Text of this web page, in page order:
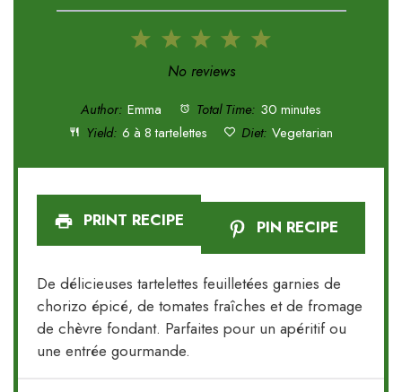
5
4
3
Stars
2
Stars
1
Star
No reviews
Author: Emma Total Time: 30 minutes
Yield: 6 à 8 tartelettes Diet: Vegetarian
PRINT RECIPE PIN RECIPE
De délicieuses tartelettes feuilletées garnies de
chorizo épicé, de tomates fraîches et de fromage
de chèvre fondant. Parfaites pour un apéritif ou
une entrée gourmande.